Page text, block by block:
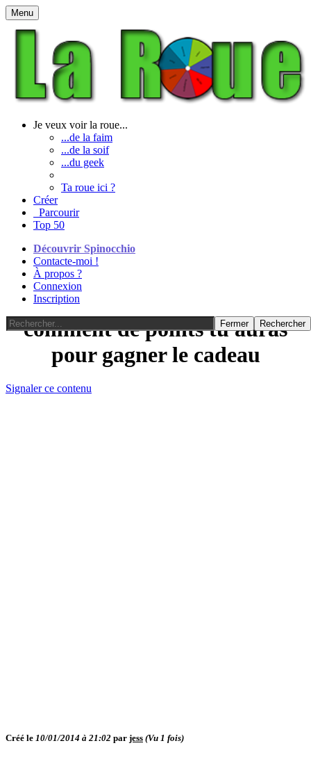
Menu
Je veux voir la roue...
...de la faim
...de la soif
...du geek
Ta roue ici ?
Créer
Parcourir
Top 50
Découvrir Spinocchio
Contacte-moi !
À propos ?
Connexion
Inscription
Fermer Rechercher
comment de points tu auras
pour gagner le cadeau
Signaler ce contenu
Créé le 10/01/2014 à 21:02 par jess (Vu 1 fois)